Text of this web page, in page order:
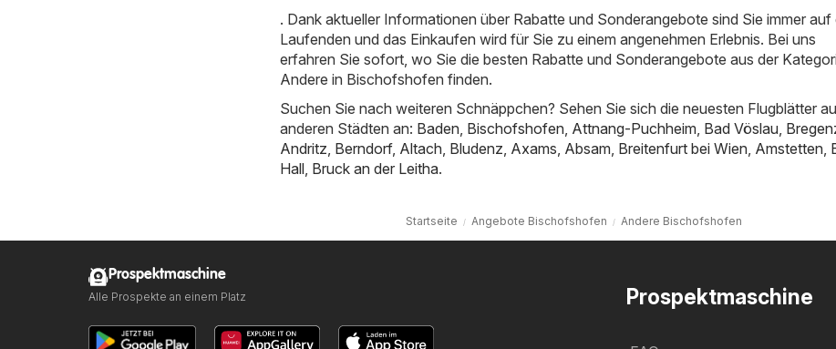
. Dank aktueller Informationen über Rabatte und Sonderangebote sind Sie immer auf
Laufenden und das Einkaufen wird für Sie zu einem angenehmen Erlebnis. Bei uns
erfahren Sie sofort, wo Sie die besten Rabatte und Sonderangebote aus der
Andere in Bischofshofen finden.
Suchen Sie nach weiteren Schnäppchen? Sehen Sie sich die neuesten Flugblätter
anderen Städten an: Baden Bischofshofen Attnang-Puchheim Bad Vöslau
Andritz Berndorf, Altach Bludenz Axams Absam Breitenfurt bei Wien Amstetten
Hall Bruck an der Leitha.
Startseite Angebote Bischofshofen Andere Bischofshofen
Prospektmaschine
Prospektmaschine
Alle Prospekte an einem Platz